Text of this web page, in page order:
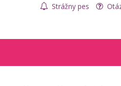
Strážny pes